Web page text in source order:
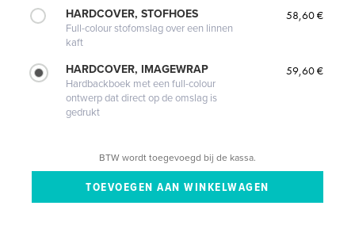
HARDCOVER, STOFHOES
Full-colour stofomslag over een linnen
kaft
58,60 €
HARDCOVER, IMAGEWRAP
Hardbackboek met een full-colour
ontwerp dat direct op de omslag is
gedrukt
59,60 €
BTW wordt toegevoegd bij de kassa.